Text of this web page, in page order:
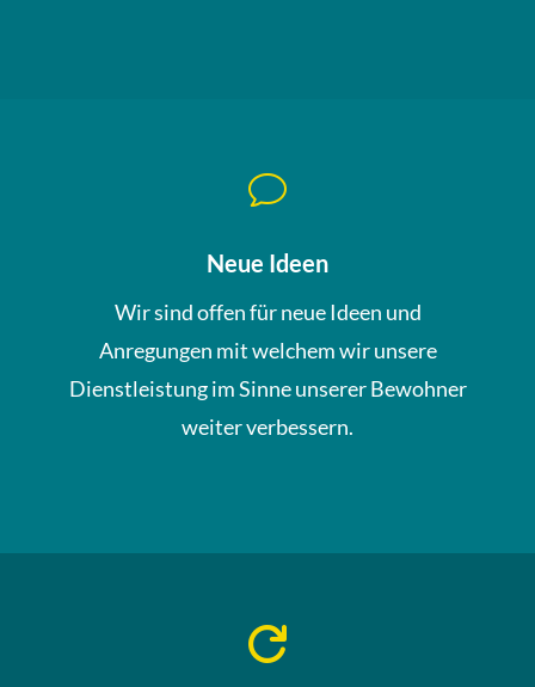
v
Neue Ideen
Wir sind offen für neue Ideen und
Anregungen mit welchem wir unsere
Dienstleistung im Sinne unserer Bewohner
weiter verbessern.
